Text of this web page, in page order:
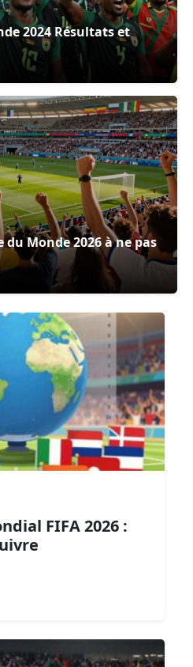
2024 Résultats et
Monde 2026 à ne pas
FIFA 2026 :